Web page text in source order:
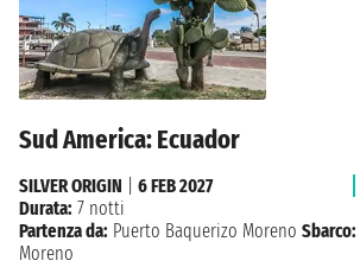
Sud America: Ecuador
SILVER ORIGIN
6 FEB 2027
Durata: 7 notti
Partenza da: Puerto Baquerizo Moreno Sbarco:
Moreno